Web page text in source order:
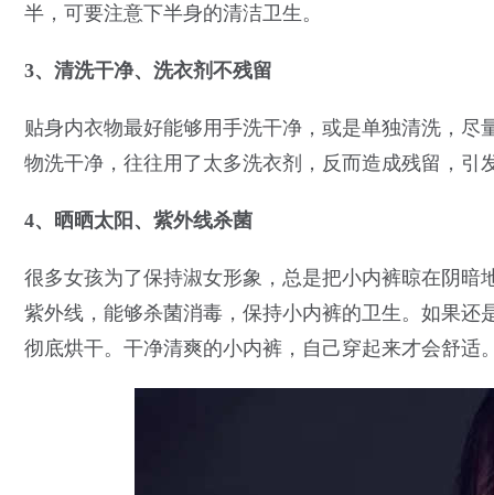
半，可要注意下半身的清洁卫生。
3、清洗干净、洗衣剂不残留
贴身内衣物最好能够用手洗干净，或是单独清洗，
物洗干净，往往用了太多洗衣剂，反而造成残留，引
4、晒晒太阳、紫外线杀菌
很多女孩为了保持淑女形象，总是把小内裤晾在阴
紫外线，能够杀菌消毒，保持小内裤的卫生。如果
彻底烘干。干净清爽的小内裤，自己穿起来才会舒适